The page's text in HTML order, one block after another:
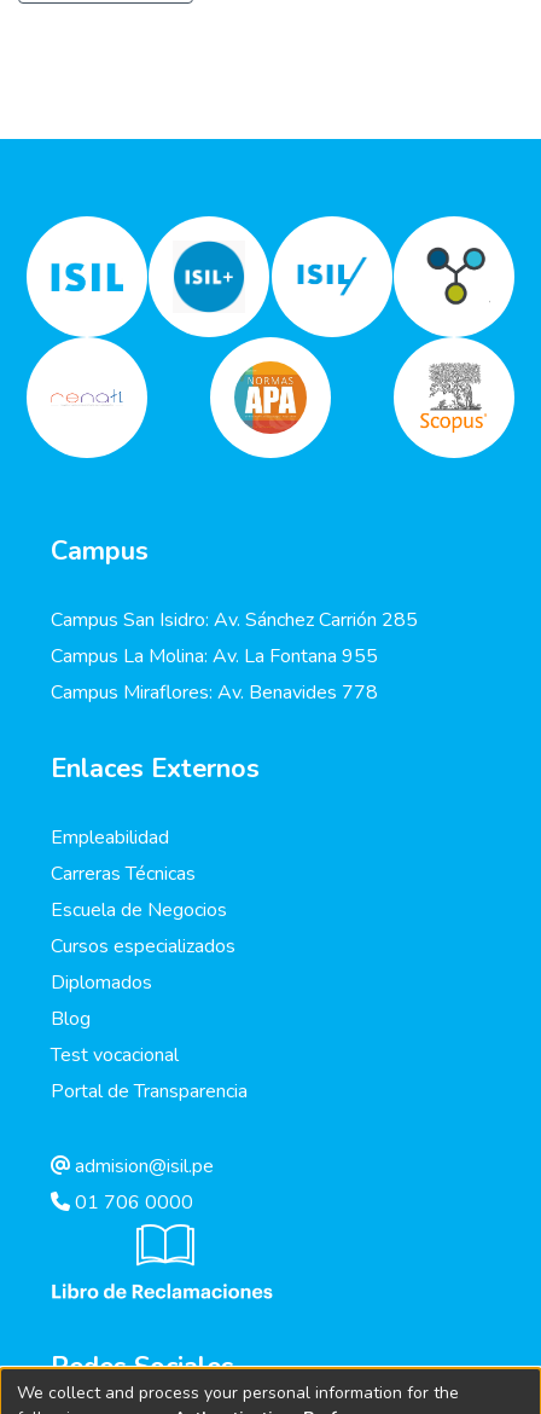
Campus
Campus San Isidro: Av. Sánchez Carrión 285
Campus La Molina: Av. La Fontana 955
Campus Miraflores: Av. Benavides 778
Enlaces Externos
Empleabilidad
Carreras Técnicas
Escuela de Negocios
Cursos especializados
Diplomados
Blog
Test vocacional
Portal de Transparencia
admision@isil.pe
01 706 0000
Redes Sociales
We collect and process your personal information for the